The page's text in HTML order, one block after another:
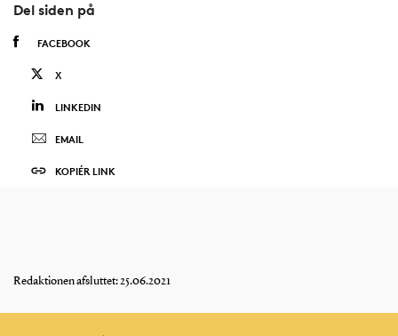
Del siden på
FACEBOOK
X
LINKEDIN
EMAIL
KOPIÉR LINK
Redaktionen afsluttet: 25.06.2021